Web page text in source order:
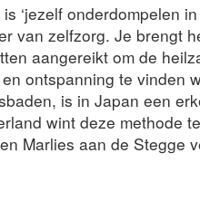
‘jezelf onderdompelen
van zelfzorg. Je brengt
aangereikt om de
ontspanning te vinden
is in Japan een
wint deze methode
Marlies aan de Stegge